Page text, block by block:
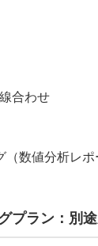
合わせ
数値分析レポ
プラン：別